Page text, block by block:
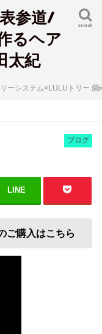
参道/
るヘア
太紀
search
ーシステム×LULUトリート
ブログ
LINE
ご購入はこちら